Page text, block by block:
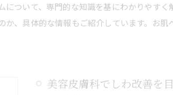
ついて、専門的な知識を基にわかりやす
、具体的な情報もご紹介しています。お
美容皮膚科でしわ改善を